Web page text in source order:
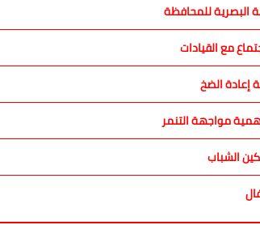
البصرية للمحافظة
مع القيادات
إعادة الضخ
مواجهة التنمر
الشباب